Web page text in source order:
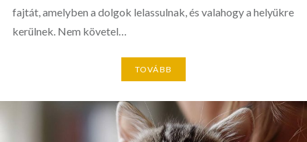
fajtát, amelyben a dolgok lelassulnak, és valahogy a helyükre
kerülnek. Nem követel…
TOVÁBB